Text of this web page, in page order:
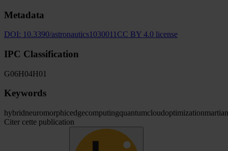
Metadata
DOI: 10.3390/astronautics1030011 CC BY 4.0 license
IPC Classification
G06H04H01
Keywords
hybridneuromorphicedgecomputingquantumcloudoptimizationmartian
Citer cette publication